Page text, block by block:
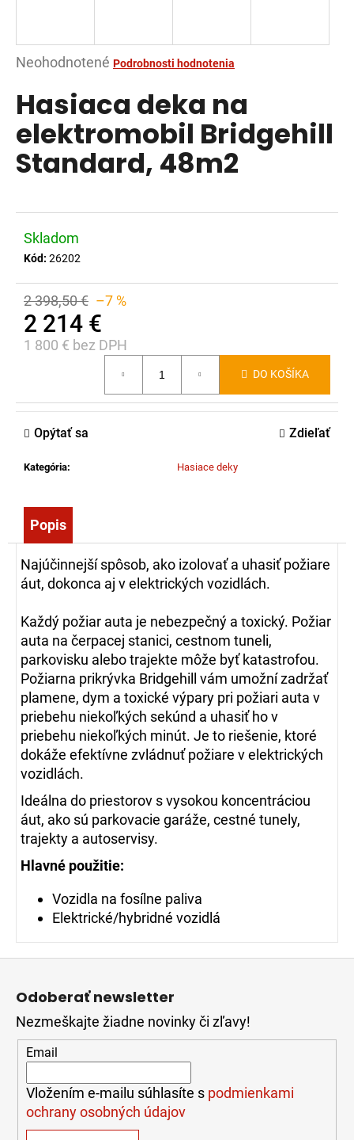
Priemerné
produktu
je
0,0
z
5
Neohodnotené Podrobnosti hodnotenia
Hasiaca deka na
elektromobil Bridgehill
Standard, 48m2
Skladom
Kód: 26202
2 398,50 € –7 %
2 214 €
1 800 € bez DPH
DO KOŠÍKA
Kategória: Hasiace deky
Opýtať sa Zdieľať
Popis
Najúčinnejší spôsob, ako izolovať a uhasiť požiare
áut, dokonca aj v elektrických vozidlách.
Každý požiar auta je nebezpečný a toxický. Požiar
auta na čerpacej stanici, cestnom tuneli,
parkovisku alebo trajekte môže byť katastrofou.
Požiarna prikrývka Bridgehill vám umožní zadržať
plamene, dym a toxické výpary pri požiari auta v
priebehu niekoľkých sekúnd a uhasiť ho v
priebehu niekoľkých minút. Je to riešenie, ktoré
dokáže efektívne zvládnuť požiare v elektrických
vozidlách.
Ideálna do priestorov s vysokou koncentráciou
áut, ako sú parkovacie garáže, cestné tunely,
trajekty a autoservisy.
Hlavné použitie:
Vozidla na fosílne paliva
Elektrické/hybridné vozidlá
j
s
?
O
d
p
o
ú
m
e
SRŠEŇ-2
PROTI
BODAVÉMU
HMYZU
161,00
€
Z
Odoberať newsletter
Nezmeškajte žiadne novinky či zľavy!
Email
Vložením e-mailu súhlasíte s podmienkami
ochrany osobných údajov